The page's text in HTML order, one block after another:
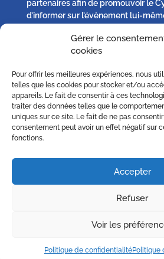
Gérer le
cookies
Pour offrir les meilleures expériences, nous
telles que les cookies pour stocker et/ou
appareils. Le fait de consentir à ces
traiter des données telles que le
uniques sur ce site. Le fait de ne pas
consentement peut avoir un effet négatif sur
fonctions.
Accepter
Refuser
Voir les
Politique de confidentialitéPolitique
partenaires afin de promouvoir le
d’informer sur l’évènement lui-
Chaque participant peut, s’il
– solliciter plus d’informations,
– s’opposer à la publication d’un
excéder le droit à l’information ou
respect de sa vie privée sur simple
contact [@] cybercampsante.org